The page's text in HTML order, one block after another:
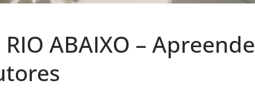
ABAIXO – Apreende